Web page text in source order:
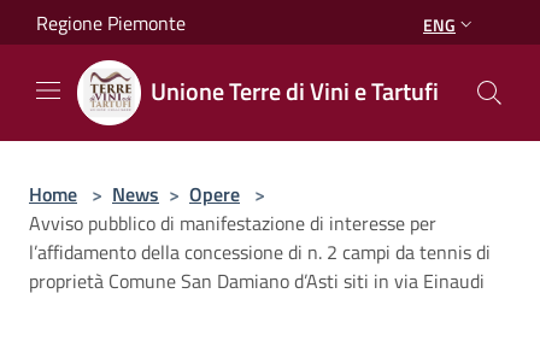
Salta al contenuto principale
Regione Piemonte ENG
Unione Terre di Vini e Tartufi
Home > News > Opere >
Avviso pubblico di manifestazione di interesse per
l’affidamento della concessione di n. 2 campi da tennis di
proprietà Comune San Damiano d’Asti siti in via Einaudi